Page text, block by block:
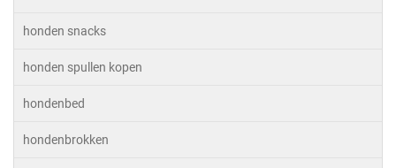
honden snacks
honden spullen kopen
hondenbed
hondenbrokken